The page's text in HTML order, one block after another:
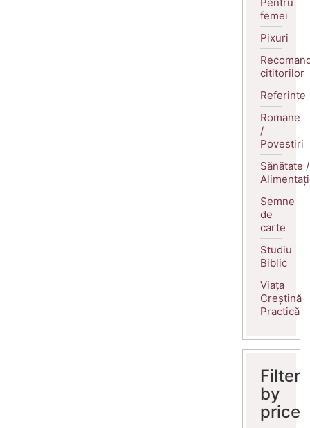
femei
Pixuri
cititorilor
Referințe
Romane
/
Povestiri
Sănătate /
Semne
de
carte
Studiu
Biblic
Viața
Creștină
Practică
Filter
by
price